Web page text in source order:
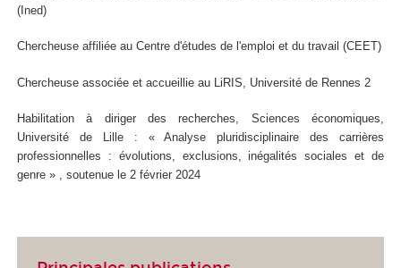
(Ined)
Chercheuse affiliée au Centre d'études de l'emploi et du travail (CEET)
Chercheuse associée et accueillie au LiRIS, Université de Rennes 2
Habilitation à diriger des recherches, Sciences économiques,
Université de Lille : « Analyse pluridisciplinaire des carrières
professionnelles : évolutions, exclusions, inégalités sociales et de
genre » , soutenue le 2 février 2024